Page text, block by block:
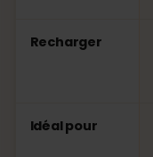
Recharger
Idéal pour